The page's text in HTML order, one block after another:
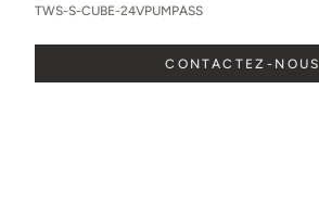
TWS-S-CUBE-24VPUMPASS
CONTACTEZ-NOUS